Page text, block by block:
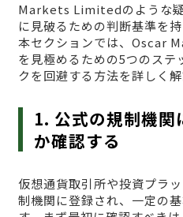
Markets Limitedのような
に見破るための判断基準を
本セクションでは、Oscar
を見極めるための5つのステ
クを回避する方法を詳しく解
1. 公式の規制機関
か確認する
仮想通貨取引所や投資プラ
制機関に登録され、一定の